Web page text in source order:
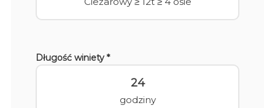
Długość winiety *
24
godziny